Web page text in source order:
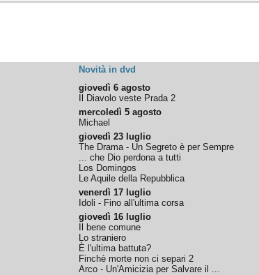
Novità in dvd
giovedì 6 agosto
Il Diavolo veste Prada 2
mercoledì 5 agosto
Michael
giovedì 23 luglio
The Drama - Un Segreto è per Sempre
... che Dio perdona a tutti
Los Domingos
Le Aquile della Repubblica
venerdì 17 luglio
Idoli - Fino all'ultima corsa
giovedì 16 luglio
Il bene comune
Lo straniero
È l'ultima battuta?
Finchè morte non ci separi 2
Arco - Un'Amicizia per Salvare il ...